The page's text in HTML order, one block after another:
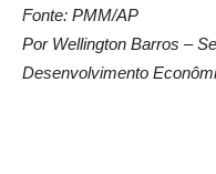
Fonte: PMM/AP
Por Wellington Barros –
Desenvolvimento